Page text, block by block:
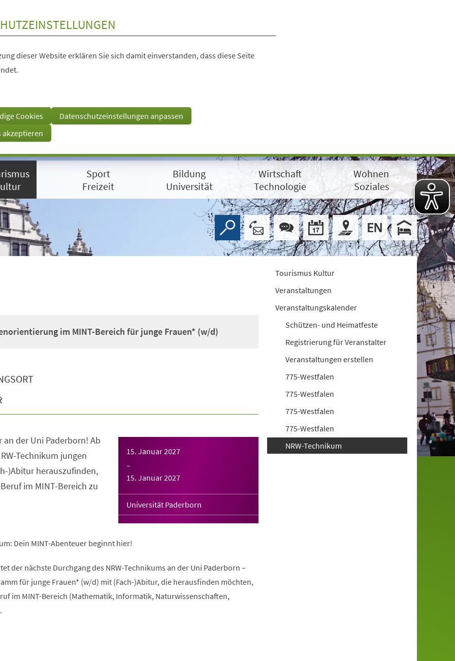
dieser Website erklären Sie sich damit einverstanden, dass diese Seite
Cookies
Datenschutzeinstellungen anpassen
akzeptieren
Sport
Freizeit
Bildung
Universität
Wirtschaft
Technologie
Wohnen
Soziales
im MINT-Bereich für junge Frauen* (w/d)
15. Januar 2027
–
15. Januar 2027
Universität Paderborn
an der Uni Paderborn! Ab
Technikum jungen
)Abitur herauszufinden,
im MINT-Bereich zu
Dein MINT-Abenteuer beginnt hier!
der nächste Durchgang des NRW-Technikums an der Uni Paderborn –
für junge Frauen* (w/d) mit (Fach-)Abitur, die herausfinden möchten,
im MINT-Bereich (Mathematik, Informatik, Naturwissenschaften,
Tourismus Kultur
Veranstaltungen
Veranstaltungskalender
Schützen- und Heimatfeste
Registrierung für Veranstalter
Veranstaltungen erstellen
775-Westfalen
775-Westfalen
775-Westfalen
775-Westfalen
NRW-Technikum